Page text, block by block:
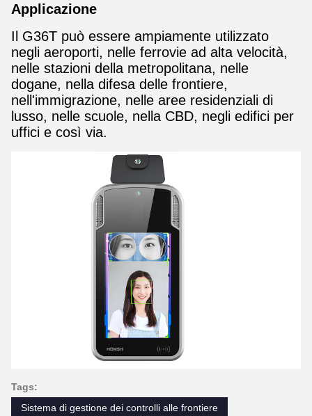
Applicazione
Il G36T può essere ampiamente utilizzato
negli aeroporti, nelle ferrovie ad alta velocità,
nelle stazioni della metropolitana, nelle
dogane, nella difesa delle frontiere,
nell'immigrazione, nelle aree residenziali di
lusso, nelle scuole, nella CBD, negli edifici per
uffici e così via.
Tags:
Sistema di gestione dei controlli alle frontiere